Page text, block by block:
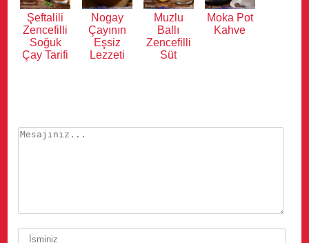
Şeftalili
Zencefilli
Soğuk
Çay Tarifi
Nogay
Çayının
Eşsiz
Lezzeti
Muzlu
Ballı
Zencefilli
Süt
Moka Pot
Kahve